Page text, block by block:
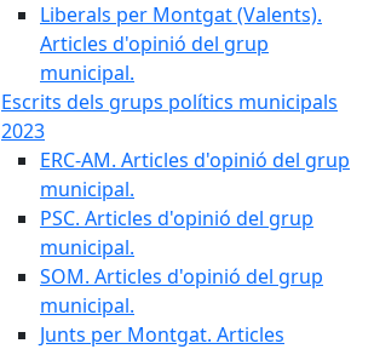
Liberals per Montgat (Valents).
Articles d'opinió del grup
municipal.
Escrits dels grups polítics municipals
2023
ERC-AM. Articles d'opinió del grup
municipal.
PSC. Articles d'opinió del grup
municipal.
SOM. Articles d'opinió del grup
municipal.
Junts per Montgat. Articles